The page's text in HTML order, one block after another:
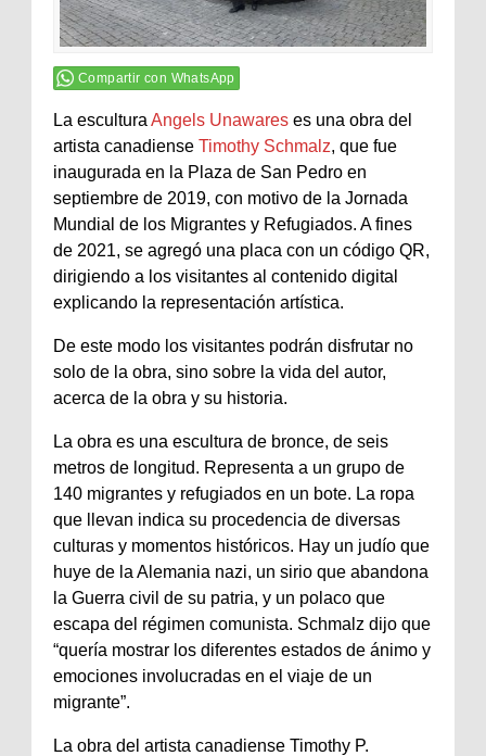
Compartir con WhatsApp
La escultura Angels Unawares es una obra del
artista canadiense Timothy Schmalz, que fue
inaugurada en la Plaza de San Pedro en
septiembre de 2019, con motivo de la Jornada
Mundial de los Migrantes y Refugiados. A fines
de 2021, se agregó una placa con un código QR,
dirigiendo a los visitantes al contenido digital
explicando la representación artística.
De este modo los visitantes podrán disfrutar no
solo de la obra, sino sobre la vida del autor,
acerca de la obra y su historia.
La obra es una escultura de bronce, de seis
metros de longitud. Representa a un grupo de
140 migrantes y refugiados en un bote. La ropa
que llevan indica su procedencia de diversas
culturas y momentos históricos. Hay un judío que
huye de la Alemania nazi, un sirio que abandona
la Guerra civil de su patria, y un polaco que
escapa del régimen comunista. Schmalz dijo que
“quería mostrar los diferentes estados de ánimo y
emociones involucradas en el viaje de un
migrante”.
La obra del artista canadiense Timothy P.